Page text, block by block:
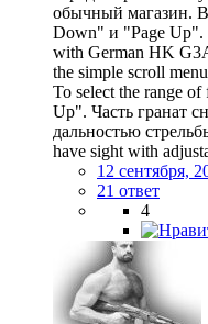
обычный магазин.
Down" и "Page Up".
with German HK
the simple scroll
To select the range
Up". Часть гранат
дальностью
have sight with
12 сентября,
21 ответ
4